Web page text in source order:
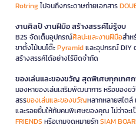
Rotringไปจนถึงกระดาษถ่ายเอกสาร
งานศิลป์ งานฝีมือ สร้างสรรค์ไม่รู้จบ
B2S จัดเต็มอุปกรณ์ศิลปะและงานฝีมือสำห
ขาตั้งไม้บนโต๊ะPyramidและอุปกรณ์ DIY
สร้างสรรค์ได้อย่างไร้ขีดจำกัด
ของเล่นและของขวัญ สุดพิเศษทุกเทศ
มองหาของเล่นเสริมพัฒนาการ หรือของข
สรรของเล่นและของขวัญหลากหลายสไตล์
และรอยยิ้มให้กับคนพิเศษของคุณ ไม่ว่าจะ
FRIENDS หรือเกมจดหมายรักSIAM